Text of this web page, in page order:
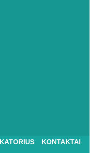
KONTAKTAI